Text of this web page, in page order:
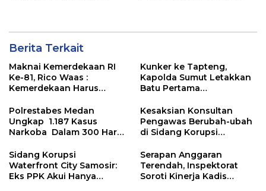
Berita Terkait
Maknai Kemerdekaan RI
Ke-81, Rico Waas :
Kemerdekaan Harus
Lewat Peningkatan
Pelayanan Primer
Kunker ke Tapteng,
Kapolda Sumut Letakkan
Batu Pertama
Polres Tapanuli Tengah
Polrestabes Medan
Ungkap 1.187 Kasus
Narkoba Dalam 300 Hari
Kg. Barang Bukti
Kesaksian Konsultan
Pengawas Berubah-ubah
di Sidang Korupsi
Sidang Korupsi
Waterfront City Samosir:
Eks PPK Akui Hanya
Serapan Anggaran
Terendah, Inspektorat
Soroti Kinerja Kadis